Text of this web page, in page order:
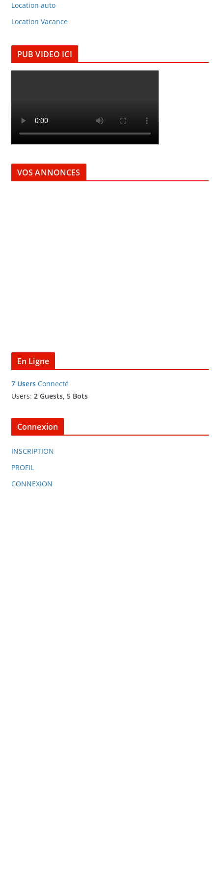
Location auto
Location Vacance
PUB VIDEO ICI
VOS ANNONCES
En Ligne
7 UsersConnecté
Users: 2 Guests, 5 Bots
Connexion
INSCRIPTION
PROFIL
CONNEXION